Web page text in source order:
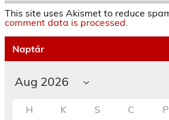
This site uses Akismet to reduce
comment data is processed.
Naptár
H K S C P